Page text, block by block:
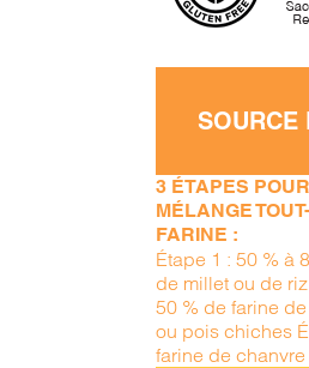
SOURCE
3 ÉTAPES
MÉLANGE
FARINE :
Étape 1 : 50 % à
de millet ou de
50 % de farine
ou pois chiches
farine de chanvre